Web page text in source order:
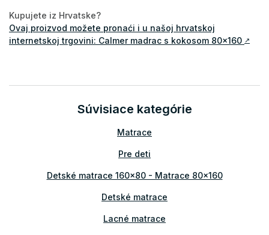
Kupujete iz Hrvatske?
Ovaj proizvod možete pronaći i u našoj hrvatskoj
internetskoj trgovini: Calmer madrac s kokosom 80x160 ↗
Súvisiace kategórie
Matrace
Pre deti
Detské matrace 160x80 - Matrace 80x160
Detské matrace
Lacné matrace